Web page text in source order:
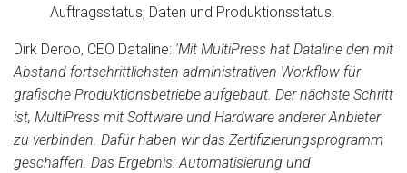
Auftragsstatus, Daten und Produktionsstatus.
Dirk Deroo, CEO Dataline: 'Mit MultiPress hat Dataline den mit
Abstand fortschrittlichsten administrativen Workflow für
grafische Produktionsbetriebe aufgebaut. Der nächste Schritt
ist, MultiPress mit Software und Hardware anderer Anbieter
zu verbinden. Dafür haben wir das Zertifizierungsprogramm
geschaffen. Das Ergebnis: Automatisierung und